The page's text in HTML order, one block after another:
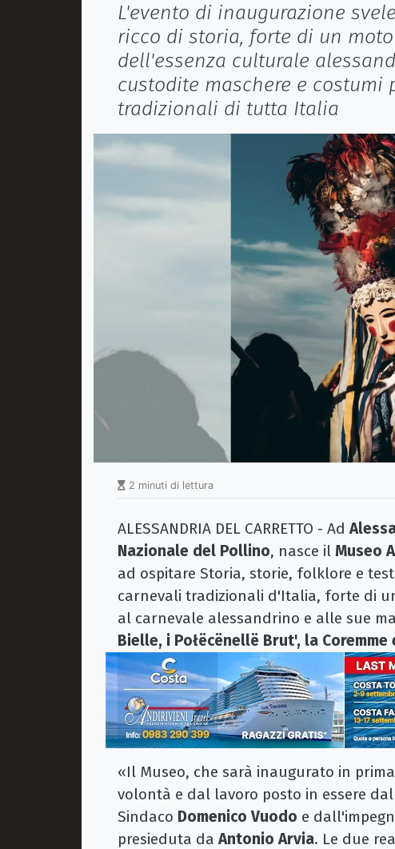
L'evento di inaugurazione
ricco di storia, forte di un
dell'essenza culturale
custodite maschere e
tradizionali di tutta Italia
2 minuti di lettura
ALESSANDRIA DEL CARRETTO - Ad
Nazionale del Pollino, nasce il Museo
ad ospitare Storia, storie, folklore e
carnevali tradizionali d'Italia, forte di
al carnevale alessandrino e alle sue
Bielle, i Połëcënellë Brut', la Coremme
«Il Museo, che sarà inaugurato in
volontà e dal lavoro posto in essere
Sindaco Domenico Vuodo e
presieduta da Antonio Arvia. Le due